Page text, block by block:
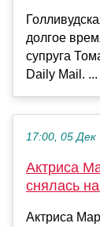
долгое
супруга
Daily Mail. ...
17:00, 05 Дек
Актриса
снялась
Актриса